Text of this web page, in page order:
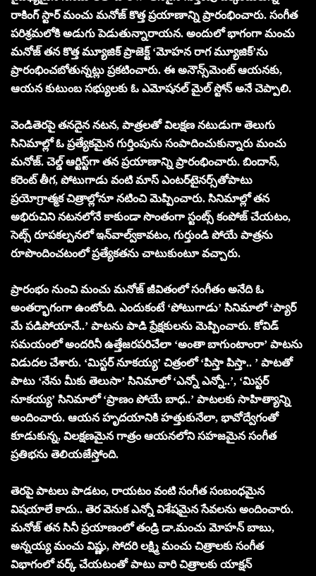
రాకింగ్ స్టార్ మంచు మనోజ్ కొత్త ప్రయాణాన్ని ప్రారంభించారు. సంగీత
పరిశ్రమలోకి అడుగు పెడుతున్నారాయన. అందులో భాగంగా మంచు
మనోజ్ తన కొత్త మ్యూజిక్ ప్రాజెక్ట్ ‘మోహన రాగ మ్యూజిక్’ను
ప్రారంభించబోతున్నట్లు ప్రకటించారు. ఈ అనౌన్స్‌మెంట్ ఆయ‌న‌కు,
ఆయ‌న కుటుంబ స‌భ్యుల‌కు ఓ ఎమోష‌న‌ల్ మైల్ స్టోన్ అనే చెప్పాలి.
వెండితెరపై తనదైన నటన, పాత్రలతో విలక్ష‌ణ న‌టుడుగా తెలుగు
సినిమాల్లో ఓ ప్ర‌త్యేక‌మైన గుర్తింపును సంపాదించుకున్నారు మంచు
మ‌నోజ్‌. చెల్డ్ ఆర్టిస్ట్‌గా త‌న ప్ర‌యాణాన్ని ప్రారంభించారు. బిందాస్‌,
క‌రెంట్ తీగ‌, పోటుగాడు వంటి మాస్ ఎంట‌ర్‌టైన‌ర్స్‌తోపాటు
ప్ర‌యోగ్రాత్మ‌క చిత్రాల్లోనూ న‌టించి మెప్పించారు. సినిమాల్లో త‌న
అభిరుచిని న‌ట‌న‌లోనే కాకుండా సొంతంగా స్టంట్స్ కంపోజ్ చేయ‌టం,
సెట్స్ రూప‌క‌ల్ప‌న‌లో ఇన్‌వాల్వ్‌కావ‌టం, గుర్తుండి పోయే పాత్ర‌ను
రూపొందించ‌టంలో ప్ర‌త్యేక‌త‌ను చాటుకుంటూ వ‌చ్చారు.
ప్రారంభం నుంచి మంచు మనోజ్ జీవితంలో సంగీతం అనేది ఓ
అంతర్భాగంగా ఉంటోంది. ఎందుకంటే ‘పోటుగాడు’ సినిమాలో ‘ప్యార్
మే పడిపోయానే..’ పాటను పాడి ప్రేక్ష‌కుల‌ను మెప్పించారు. కోవిడ్
స‌మ‌యంలో అంద‌రినీ ఉత్తేజ‌ర‌ప‌రిచేలా ‘అంతా బాగుంటాంరా’ పాట‌ను
విడుద‌ల చేశారు. ‘మిస్టర్ నూకయ్య’ చిత్రంలో ‘పిస్తా పిస్తా.. ’ పాట‌తో
పాటు ‘నేను మీకు తెలుసా’ సినిమాలో ‘ఎన్నో ఎన్నో..’, ‘మిస్టర్
నూకయ్య’ సినిమాలో ‘ప్రాణం పోయే బాధ..’ పాట‌ల‌కు సాహిత్యాన్ని
అందించారు. ఆయ‌న హృద‌యానికి హ‌త్తుకునేలా, భావోద్వేగంతో
కూడుకున్న‌, విల‌క్ష‌ణ‌మైన‌ గాత్రం ఆయ‌న‌లోని స‌హ‌జ‌మైన సంగీత
ప్రతిభను తెలియజేస్తోంది.
తెరపై పాటలు పాడటం, రాయటం వంటి సంగీత సంబంధమైన
విషయాలే కాదు.. తెర వెనుక ఎన్నో విశేష‌మైన సేవ‌ల‌ను అందించారు.
మ‌నోజ్ త‌న సినీ ప్ర‌యాణంలో తండ్రి డా.మంచు మోహ‌న్ బాబు,
అన్న‌య్య మంచు విష్ణు, సోద‌రి ల‌క్ష్మి మంచు చిత్రాల‌కు సంగీత
విభాగంలో వ‌ర్క్ చేయ‌టంతో పాటు వారి చిత్రాల‌కు యాక్ష‌న్